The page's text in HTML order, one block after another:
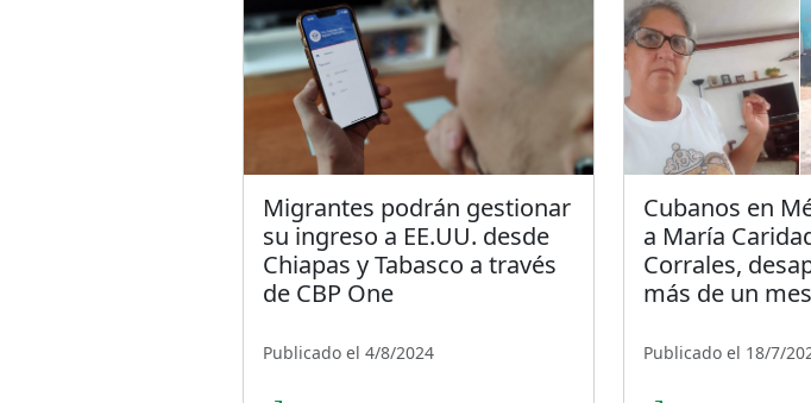
Migrantes podrán gestionar
su ingreso a EE.UU. desde
Chiapas y Tabasco a través
de CBP One
Publicado el 4/8/2024
Cubanos en
a María
Corrales,
más de un mes
Publicado el 18/7/